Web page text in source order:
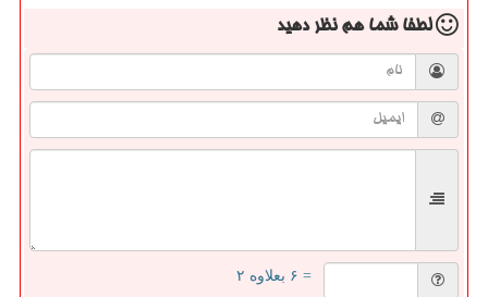
لطفا شما همنظر دهید
= ۶ بعلاوه ۲